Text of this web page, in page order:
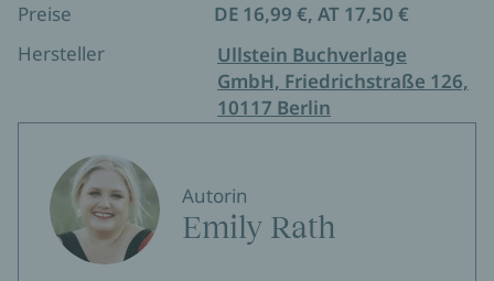
Preise
DE 16,99 €, AT 17,50 €
Hersteller
Ullstein Buchverlage
GmbH, Friedrichstraße 126,
10117 Berlin
Autorin
Emily Rath